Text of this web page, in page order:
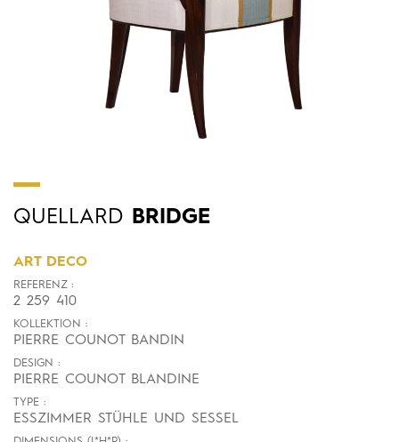
QUELLARD BRIDGE
ART DECO
REFERENZ :
2 259 410
KOLLEKTION :
PIERRE COUNOT BANDIN
DESIGN :
PIERRE COUNOT BLANDINE
TYPE :
ESSZIMMER STÜHLE UND SESSEL